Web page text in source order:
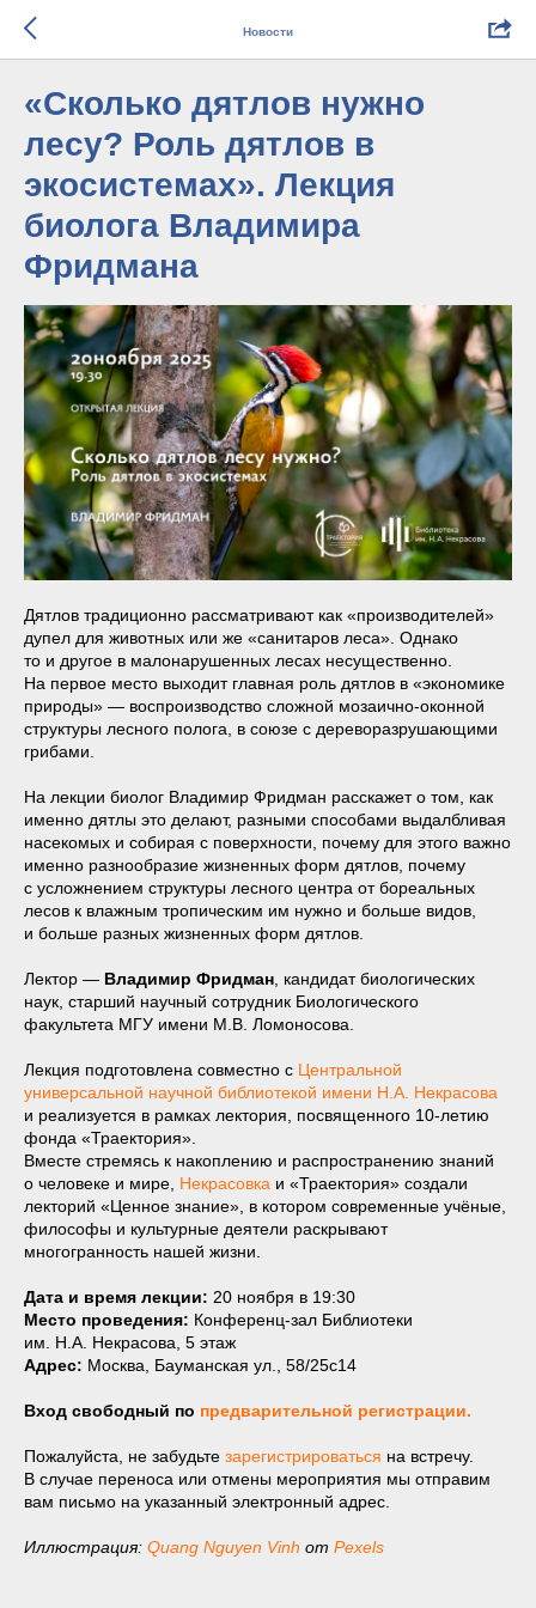
Новости
«Сколько дятлов нужно
лесу? Роль дятлов в
экосистемах». Лекция
биолога Владимира
Фридмана
Дятлов традиционно рассматривают как «производителей»
дупел для животных или же «санитаров леса». Однако
то и другое в малонарушенных лесах несущественно.
На первое место выходит главная роль дятлов в «экономике
природы» — воспроизводство сложной мозаично-оконной
структуры лесного полога, в союзе с дереворазрушающими
грибами.
На лекции биолог Владимир Фридман расскажет о том, как
именно дятлы это делают, разными способами выдалбливая
насекомых и собирая с поверхности, почему для этого важно
именно разнообразие жизненных форм дятлов, почему
с усложнением структуры лесного центра от бореальных
лесов к влажным тропическим им нужно и больше видов,
и больше разных жизненных форм дятлов.
Лектор — Владимир Фридман , кандидат биологических
наук, старший научный сотрудник Биологического
факультета МГУ имени М.В. Ломоносова.
Лекция подготовлена совместно с Центральной
универсальной научной библиотекой имени Н.А. Некрасова
и реализуется в рамках лектория, посвященного 10-летию
фонда «Траектория».
Вместе стремясь к накоплению и распространению знаний
о человеке и мире, Некрасовка и «Траектория» создали
лекторий «Ценное знание», в котором современные учёные,
философы и культурные деятели раскрывают
многогранность нашей жизни.
Дата и время лекции: 20 ноября в 19:30
Место проведения: Конференц-зал Библиотеки
им. Н.А. Некрасова, 5 этаж
Адрес: Москва, Бауманская ул., 58/25с14
Вход свободный по предварительной регистрации.
Пожалуйста, не забудьте зарегистрироваться на встречу.
В случае переноса или отмены мероприятия мы отправим
вам письмо на указанный электронный адрес.
Иллюстрация: Quang Nguyen Vinh от Pexels